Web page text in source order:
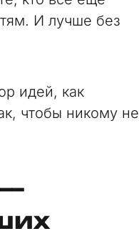
И лучше без
идей, как
чтобы никому не
—